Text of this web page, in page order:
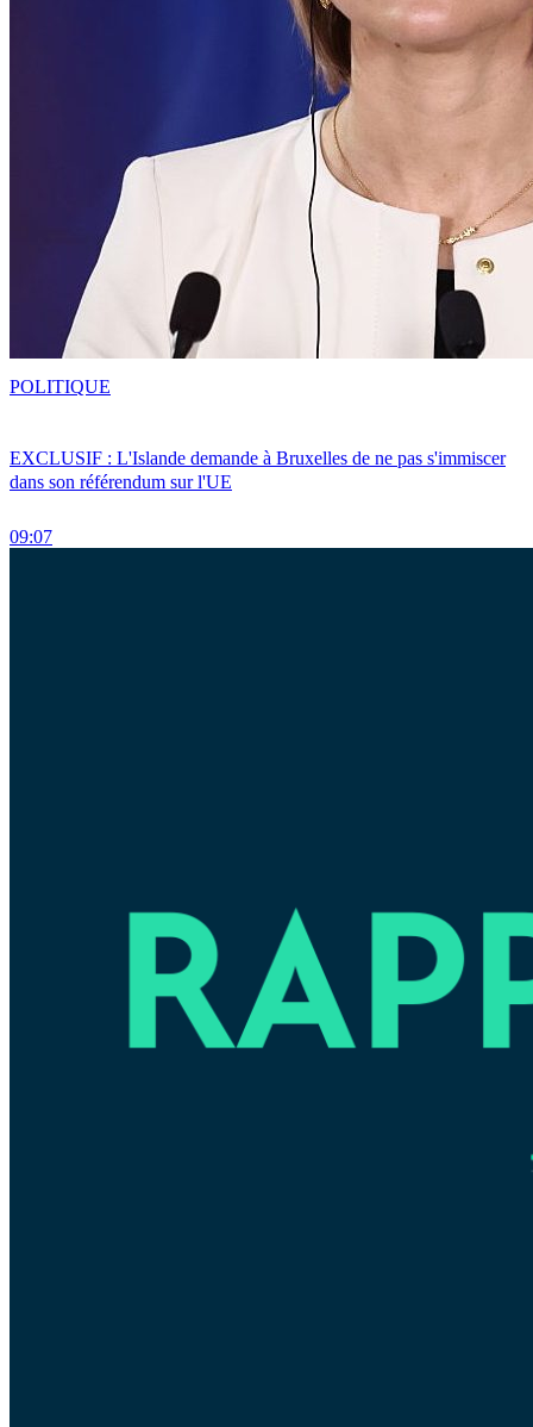
EXCLUSIF : L'Islande demande à Bruxelles de ne pas s'immiscer
dans son référendum sur l'UE
09:07
POLITIQUE